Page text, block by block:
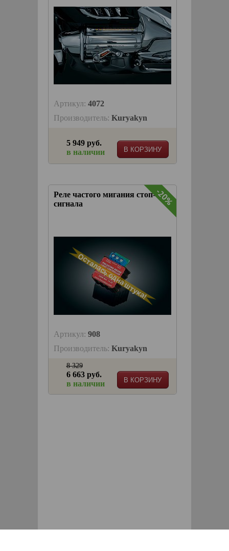
Артикул: 4072
Производитель: Kuryakyn
В КОРЗИНУ
5 949 руб.
в наличии
Реле частого мигания стоп-
сигнала
-20%
Осталась одна штука!
Артикул: 908
Производитель: Kuryakyn
В КОРЗИНУ
8 329
6 663 руб.
в наличии